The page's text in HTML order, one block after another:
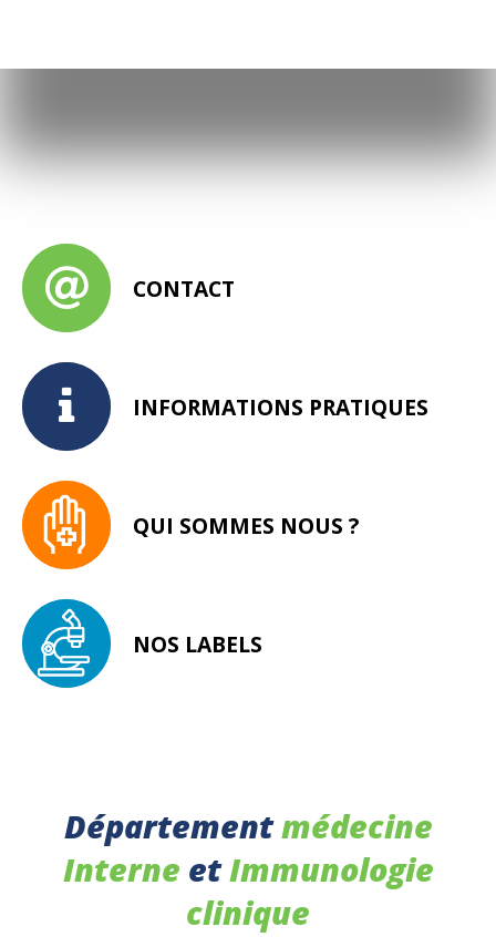
CONTACT
INFORMATIONS PRATIQUES
QUI SOMMES NOUS ?
NOS LABELS
Départementmédecine
Interne etImmunologie
clinique